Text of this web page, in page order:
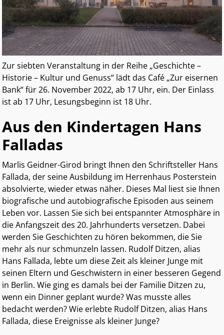
Zur siebten Veranstaltung in der Reihe „Geschichte –
Historie – Kultur und Genuss“ lädt das Café „Zur eisernen
Bank“ für 26. November 2022, ab 17 Uhr, ein. Der Einlass
ist ab 17 Uhr, Lesungsbeginn ist 18 Uhr.
Aus den Kindertagen Hans
Falladas
Marlis Geidner-Girod bringt Ihnen den Schriftsteller Hans
Fallada, der seine Ausbildung im Herrenhaus Posterstein
absolvierte, wieder etwas näher. Dieses Mal liest sie Ihnen
biografische und autobiografische Episoden aus seinem
Leben vor. Lassen Sie sich bei entspannter Atmosphäre in
die Anfangszeit des 20. Jahrhunderts versetzen. Dabei
werden Sie Geschichten zu hören bekommen, die Sie
mehr als nur schmunzeln lassen. Rudolf Ditzen, alias
Hans Fallada, lebte um diese Zeit als kleiner Junge mit
seinen Eltern und Geschwistern in einer besseren Gegend
in Berlin. Wie ging es damals bei der Familie Ditzen zu,
wenn ein Dinner geplant wurde? Was musste alles
bedacht werden? Wie erlebte Rudolf Ditzen, alias Hans
Fallada, diese Ereignisse als kleiner Junge?